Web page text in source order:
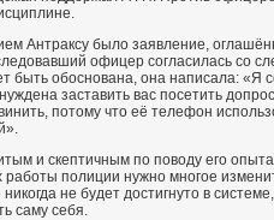
Антраксу было заявление,
офицер согласилась со
быть обоснована, она написала: «Я
заставить вас посетить
потому что её телефон
и скептичным по поводу его
работы полиции нужно многое
не будет достигнуто в
саму себя.